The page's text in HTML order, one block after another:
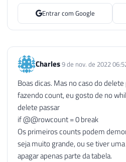
Entrar com Google
Charles9 de nov. de 2022
Boas dicas. Mas no caso do
fazendo count, eu gosto de no
delete passar
if @@rowcount = 0 break
Os primeiros counts podem
seja muito grande, ou se tiver
apagar apenas parte da tabela.